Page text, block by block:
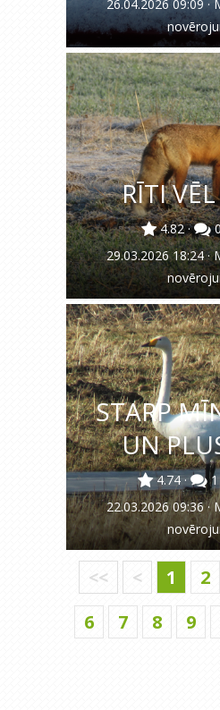
26.04.2026 09:09 ·
RĪTI
4.82·
29.03.2026 18:24·
STARP
UN
4.74· 1
22.03.2026 09:36·
<< < 1 2
6
7 8 9